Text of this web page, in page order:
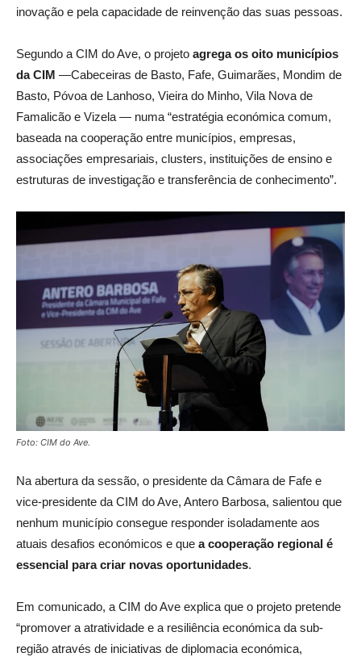
inovação e pela capacidade de reinvenção das suas pessoas.
Segundo a CIM do Ave, o projeto agrega os oito municípios
da CIM —Cabeceiras de Basto, Fafe, Guimarães, Mondim de
Basto, Póvoa de Lanhoso, Vieira do Minho, Vila Nova de
Famalicão e Vizela — numa “estratégia económica comum,
baseada na cooperação entre municípios, empresas,
associações empresariais, clusters, instituições de ensino e
estruturas de investigação e transferência de conhecimento”.
Foto: CIM do Ave.
Na abertura da sessão, o presidente da Câmara de Fafe e
vice-presidente da CIM do Ave, Antero Barbosa, salientou que
nenhum município consegue responder isoladamente aos
atuais desafios económicos e que a cooperação regional é
essencial para criar novas oportunidades.
Em comunicado, a CIM do Ave explica que o projeto pretende
“promover a atratividade e a resiliência económica da sub-
região através de iniciativas de diplomacia económica,